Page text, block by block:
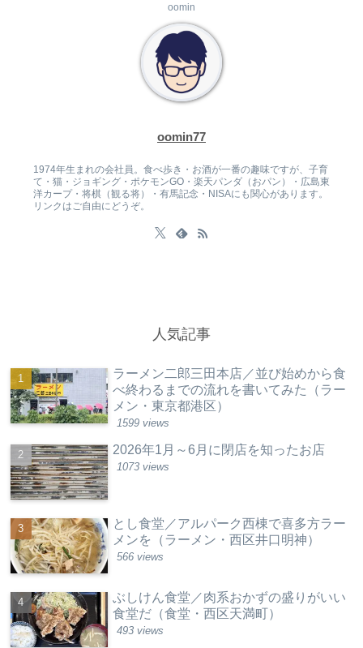
oomin
oomin77
1974年生まれの会社員。食べ歩き・お酒が一番の趣味ですが、子育
て・猫・ジョギング・ポケモンGO・楽天パンダ（おパン）・広島東
洋カープ・将棋（観る将）・有馬記念・NISAにも関心があります。
リンクはご自由にどうぞ。
人気記事
ラーメン二郎三田本店／並び始めから食
べ終わるまでの流れを書いてみた（ラー
メン・東京都港区）
1599 views
2026年1月～6月に閉店を知ったお店
1073 views
とし食堂／アルパーク西棟で喜多方ラー
メンを（ラーメン・西区井口明神）
566 views
ぶしけん食堂／肉系おかずの盛りがいい
食堂だ（食堂・西区天満町）
493 views